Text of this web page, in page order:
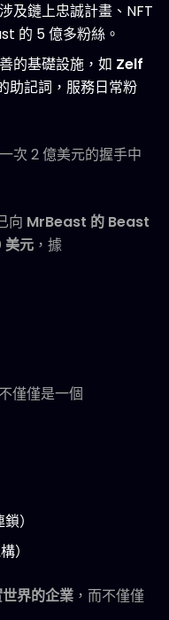
及鏈上忠誠計畫、NFT
的 5 億多粉絲。
的基礎設施，如 Zelf
助記詞，服務日常粉
次 2 億美元的握手中
向 MrBeast 的 Beast
元 ，據
僅僅是一個
）
）
界的企業 ，而不僅僅